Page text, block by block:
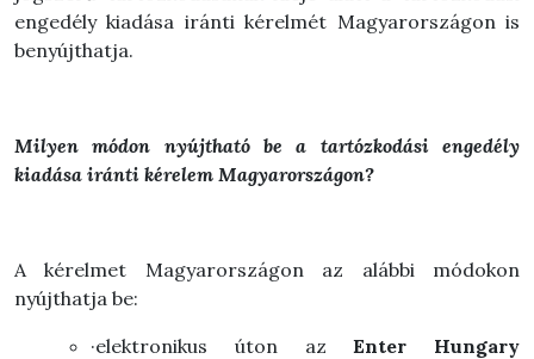
engedély kiadása iránti kérelmét Magyarországon is
benyújthatja.
Milyen módon nyújtható be a tartózkodási engedély
kiadása iránti kérelem Magyarországon?
A kérelmet Magyarországon az alábbi módokon
nyújthatja be:
·elektronikus úton azEnter Hungary